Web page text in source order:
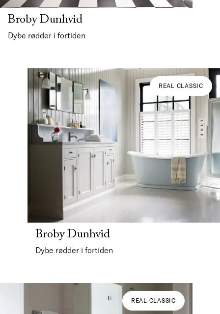
Broby Dunhvid
Dybe rødder i fortiden
REAL CLASSIC
Broby Dunhvid
Dybe rødder i fortiden
REAL CLASSIC